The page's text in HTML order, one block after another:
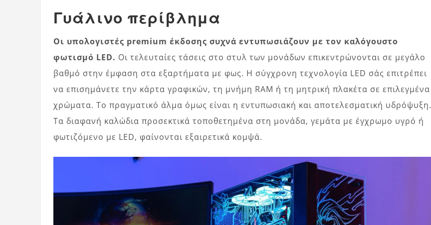
Γυάλινο περίβλημα
Οι υπολογιστές premium έκδοσης συχνά εντυπωσιάζουν με τον καλόγουστο
φωτισμό LED. Οι τελευταίες τάσεις στο στυλ των μονάδων επικεντρώνονται σε μεγάλο
βαθμό στην έμφαση στα εξαρτήματα με φως. Η σύγχρονη τεχνολογία LED σάς επιτρέπει
να επισημάνετε την κάρτα γραφικών, τη μνήμη RAM ή τη μητρική πλακέτα σε επιλεγμένα
χρώματα. Το πραγματικό άλμα όμως είναι η εντυπωσιακή και αποτελεσματική υδρόψυξη.
Τα διαφανή καλώδια προσεκτικά τοποθετημένα στη μονάδα, γεμάτα με έγχρωμο υγρό ή
φωτιζόμενο με LED, φαίνονται εξαιρετικά κομψά.